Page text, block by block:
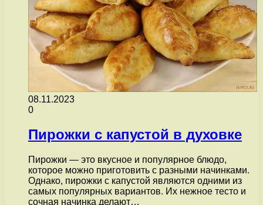
08.11.2023
0
Пирожки с капустой в духовке
Пирожки — это вкусное и популярное блюдо,
которое можно приготовить с разными начинками.
Однако, пирожки с капустой являются одними из
самых популярных вариантов. Их нежное тесто и
сочная начинка делают…